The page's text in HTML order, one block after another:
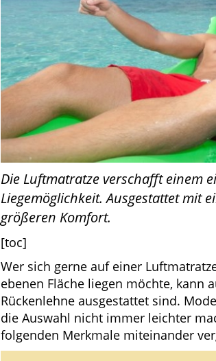
Die Luftmatratze verschafft einem
Liegemöglichkeit. Ausgestattet mit
größeren Komfort.
[toc]
Wer sich gerne auf einer
ebenen Fläche liegen möchte, kann
Rückenlehne ausgestattet sind.
die Auswahl nicht immer leichter
folgenden Merkmale miteinander